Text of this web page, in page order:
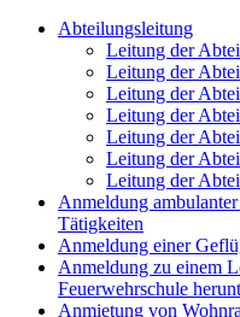
Abteilungsleitung
Leitung der
Leitung der
Leitung der
Leitung der
Leitung der
Leitung der
Leitung der
Anmeldung
Tätigkeiten
Anmeldung einer
Anmeldung zu einem
Feuerwehrschule
Anmietung von